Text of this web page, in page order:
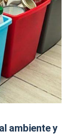
ambiente y